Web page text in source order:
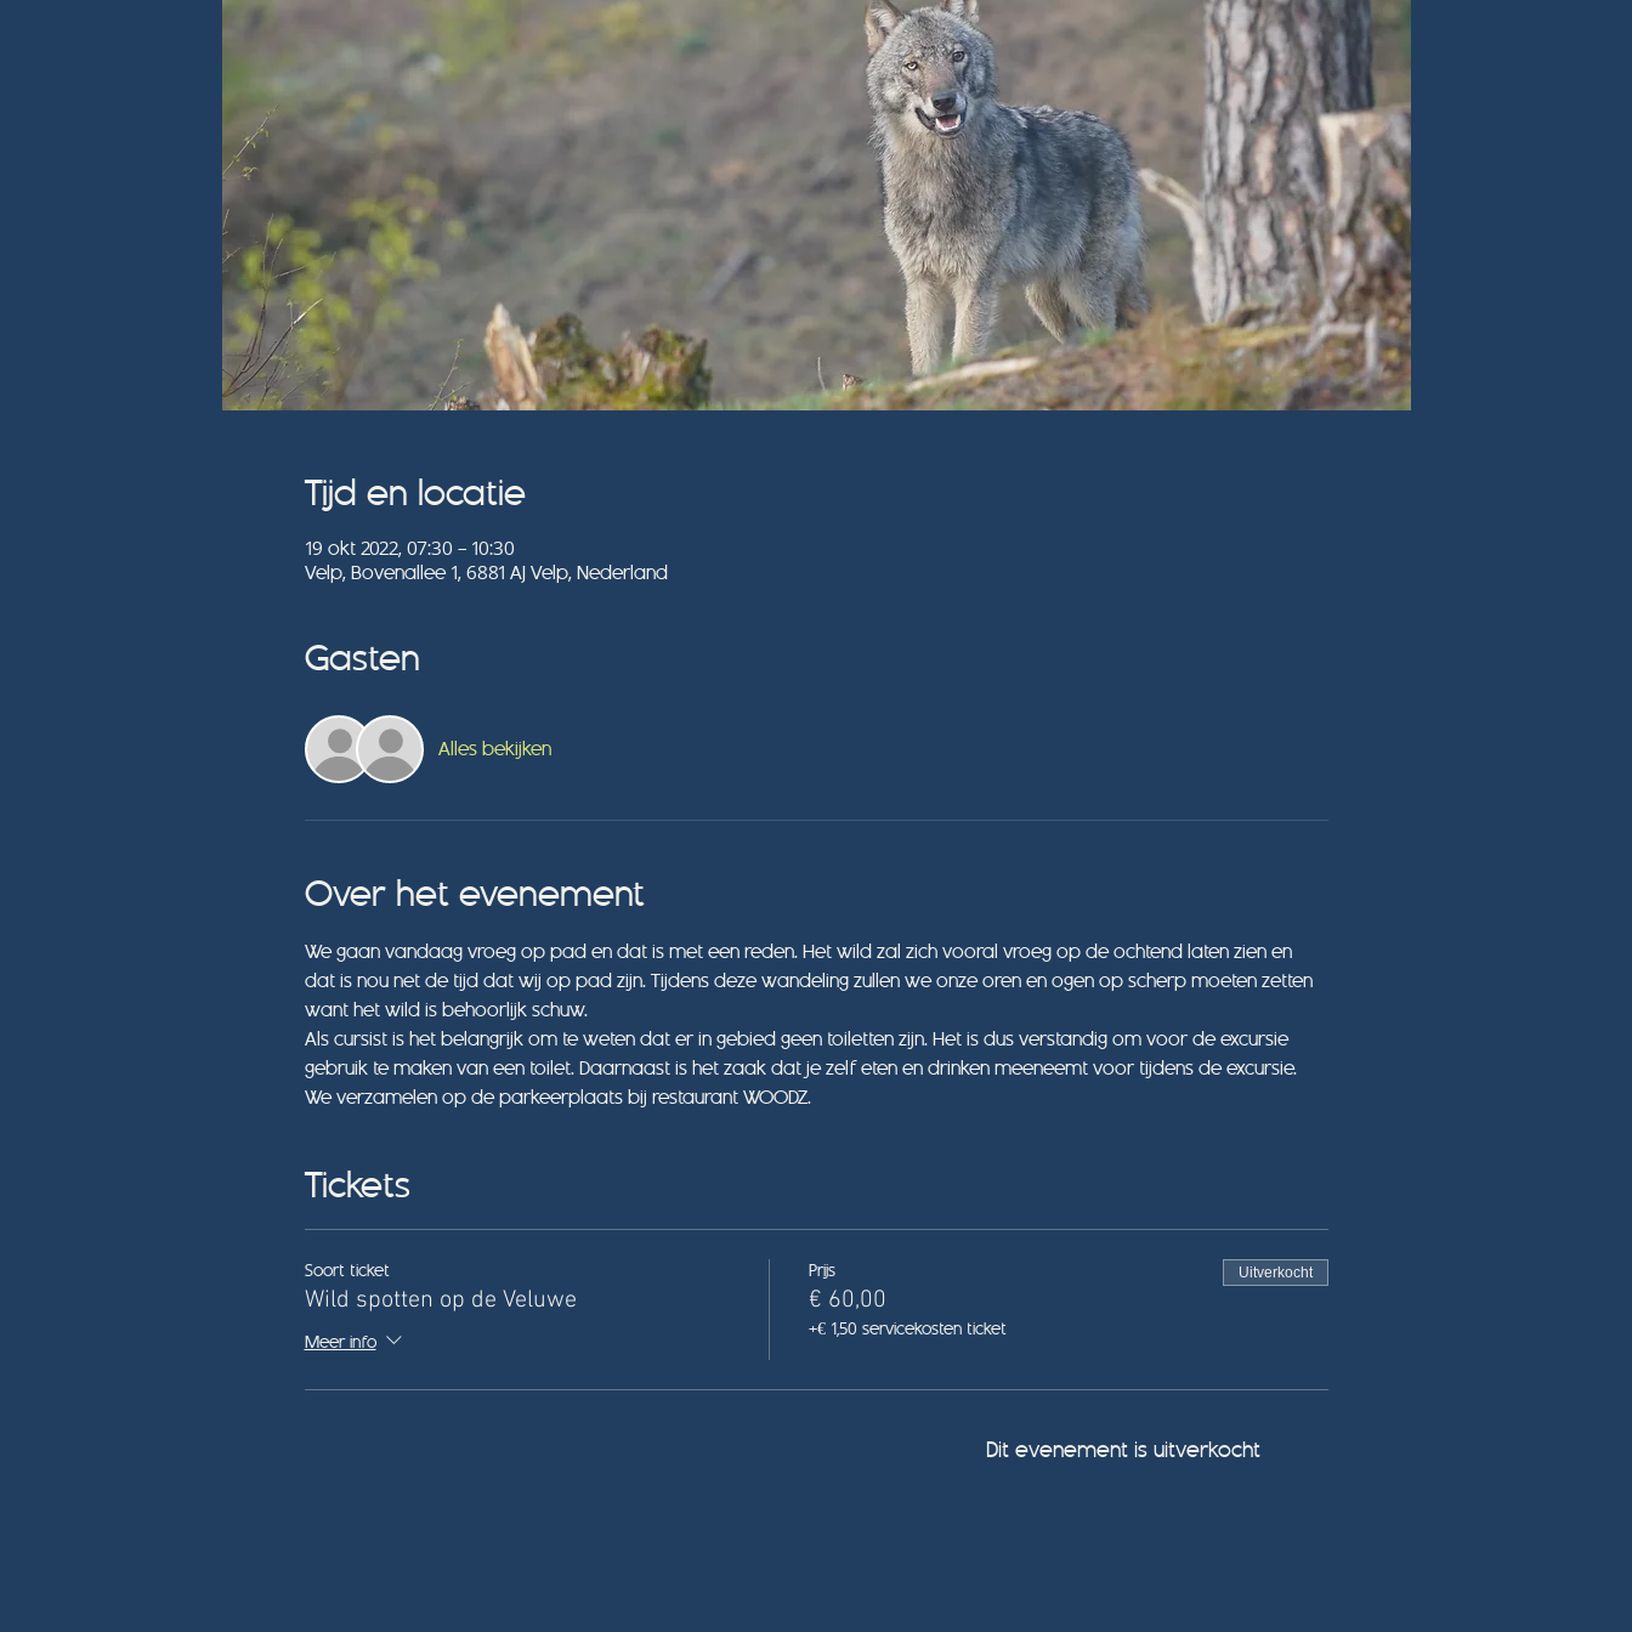
Tijd en locatie
19 okt 2022, 07:30 – 10:30
Velp, Bovenallee 1, 6881 AJ Velp, Nederland
Gasten
Alles bekijken
Over het evenement
We gaan vandaag vroeg op pad en dat is met een reden. Het wild zal zich vooral vroeg op de ochtend laten zien en
dat is nou net de tijd dat wij op pad zijn. Tijdens deze wandeling zullen we onze oren en ogen op scherp moeten zetten
want het wild is behoorlijk schuw.
Als cursist is het belangrijk om te weten dat er in gebied geen toiletten zijn. Het is dus verstandig om voor de excursie
gebruik te maken van een toilet. Daarnaast is het zaak dat je zelf eten en drinken meeneemt voor tijdens de excursie.
We verzamelen op de parkeerplaats bij restaurant WOODZ.
Tickets
Soort ticket
Wild spotten op de Veluwe
Meer info
Prijs
€ 60,00
+€ 1,50 servicekosten ticket
Uitverkocht
Dit evenement is uitverkocht